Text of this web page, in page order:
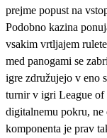
prejme popust na
Podobno kazina
vsakim vrtljajem
med panogami se
igre združujejo v eno
turnir v igri League of
digitalnemu pokru, ne
komponenta je prav